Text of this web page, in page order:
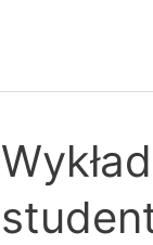
dla
studentów
medycyny